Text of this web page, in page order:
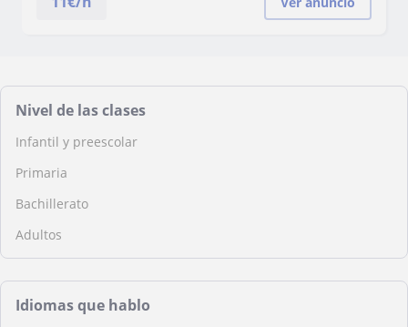
Nivel de las clases
Infantil y preescolar
Primaria
Bachillerato
Adultos
Idiomas que hablo